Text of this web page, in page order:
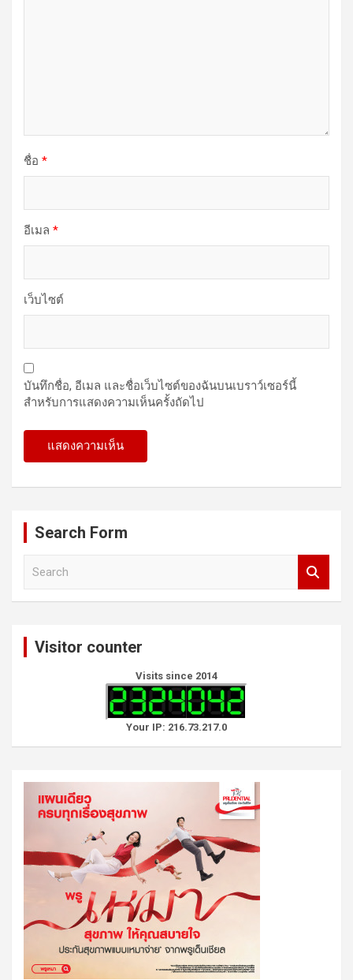
ชื่อ *
อีเมล *
เว็บไซต์
บันทึกชื่อ, อีเมล และชื่อเว็บไซต์ของฉันบนเบราว์เซอร์นี้
สำหรับการแสดงความเห็นครั้งถัดไป
Search Form
Visitor counter
Visits since 2014
Your IP: 216.73.217.0